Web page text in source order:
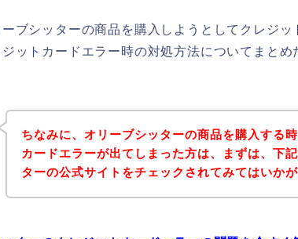
ーブシッターの商品を購入しようとしてクレジ
ットカードエラー時の対処方法についてまとめ
ちなみに、オリーブシッターの商品を購入する
カードエラーが出てしまった方は、まずは、下
ターの公式サイトをチェックされてみてはいか